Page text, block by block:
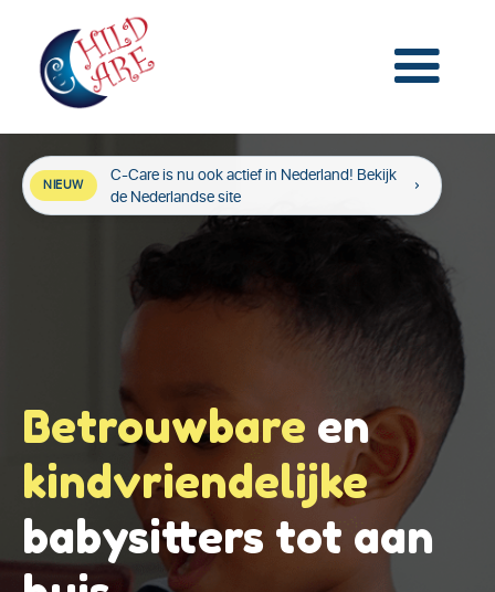
NIEUW
C-Care is nu ook actief in Nederland! Bekijk
de Nederlandse site
Betrouwbare en
kindvriendelijke
babysitters tot aan